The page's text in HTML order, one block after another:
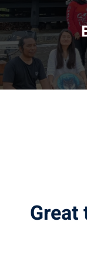
Great
Remember